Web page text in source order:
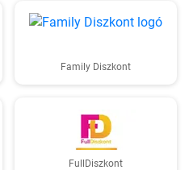
Family Diszkont
FullDiszkont